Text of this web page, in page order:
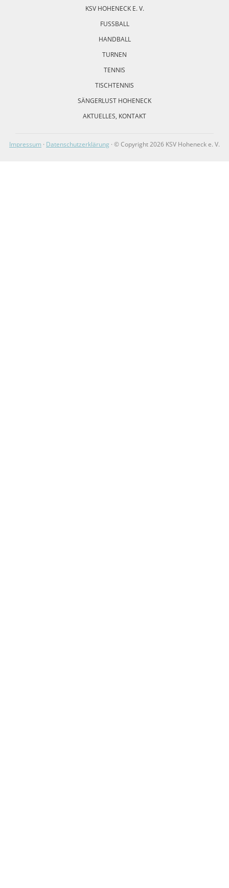
KSV HOHENECK E. V.
FUSSBALL
HANDBALL
TURNEN
TENNIS
TISCHTENNIS
SÄNGERLUST HOHENECK
AKTUELLES, KONTAKT
Impressum · Datenschutzerklärung · © Copyright 2026 KSV Hoheneck e. V.